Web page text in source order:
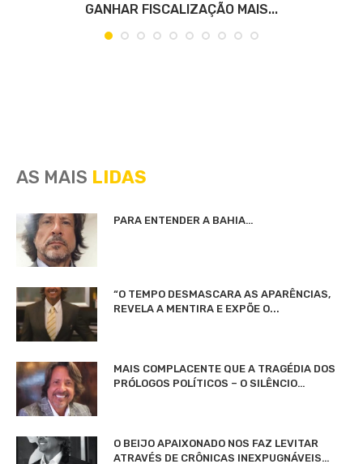
GANHAR FISCALIZAÇÃO MAIS...
AS MAIS LIDAS
PARA ENTENDER A BAHIA…
“O TEMPO DESMASCARA AS APARÊNCIAS,
REVELA A MENTIRA E EXPÕE O...
MAIS COMPLACENTE QUE A TRAGÉDIA DOS
PRÓLOGOS POLÍTICOS – O SILÊNCIO…
O BEIJO APAIXONADO NOS FAZ LEVITAR
ATRAVÉS DE CRÔNICAS INEXPUGNÁVEIS…